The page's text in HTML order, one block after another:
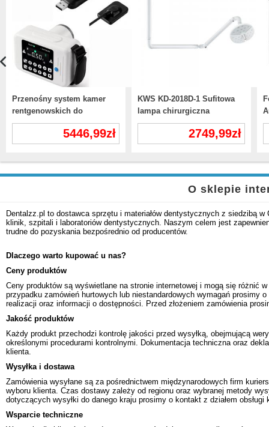
Przenośny system kamer
rentgenowskich do
stomatologii i zestaw
5446,99zł
KWS KD-2018D-1 Sufitowa
lampa chirurgiczna
bezcieniowa lampa
egzaminacyjna LED
włącznik dotykowy
2749,99zł
O sklepie
Dentalzz.pl to dostawca sprzętu i materiałów dentystycznych z siedzibą
klinik, szpitali i laboratoriów dentystycznych. Naszym celem jest
trudne do pozyskania bezpośrednio od producentów.
Dlaczego warto kupować u nas?
Ceny produktów
Ceny produktów są wyświetlane na stronie internetowej i mogą się różnić
przypadku zamówień hurtowych lub niestandardowych wymagań prosimy
realizacji oraz informacji o dostępności. Przed złożeniem zamówienia
Jakość produktów
Każdy produkt przechodzi kontrolę jakości przed wysyłką, obejmującą
określonymi procedurami kontrolnymi. Dokumentacja techniczna oraz
klienta.
Wysyłka i dostawa
Zamówienia wysyłane są za pośrednictwem międzynarodowych firm
wyboru klienta. Czas dostawy zależy od regionu oraz wybranej metody
dotyczących wysyłki do danego kraju prosimy o kontakt z działem obsługi
Wsparcie techniczne